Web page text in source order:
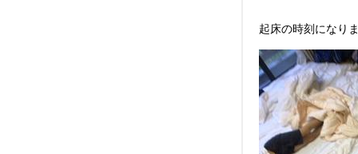
起床の時刻になり